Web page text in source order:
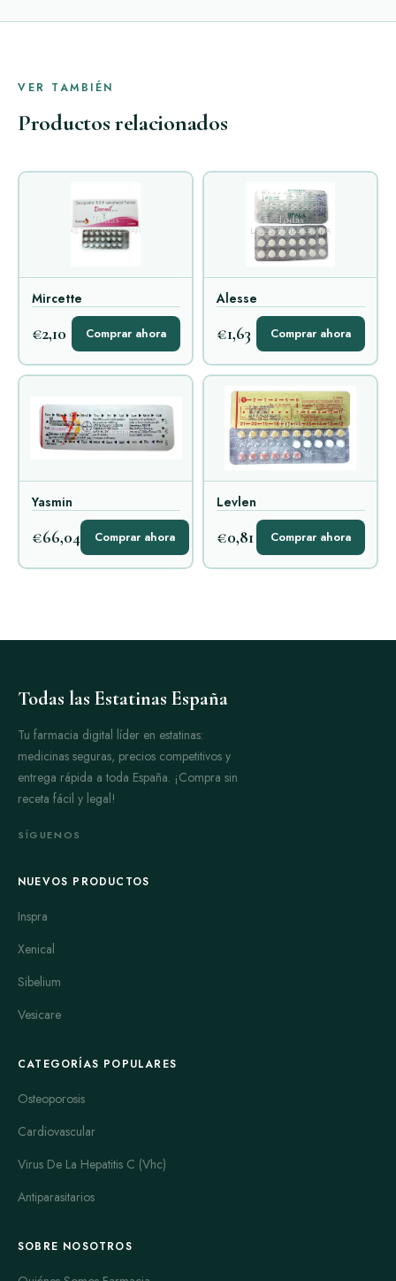
VER TAMBIÉN
Productos relacionados
Mircette
€2,10 Comprar ahora
Alesse
€1,63 Comprar ahora
Yasmin
€66,04 Comprar ahora
Levlen
€0,81 Comprar ahora
Todas las Estatinas España
Tu farmacia digital líder en estatinas:
medicinas seguras, precios competitivos y
entrega rápida a toda España. ¡Compra sin
receta fácil y legal!
SÍGUENOS
NUEVOS PRODUCTOS
Inspra
Xenical
Sibelium
Vesicare
CATEGORÍAS POPULARES
Osteoporosis
Cardiovascular
Virus De La Hepatitis C (Vhc)
Antiparasitarios
SOBRE NOSOTROS